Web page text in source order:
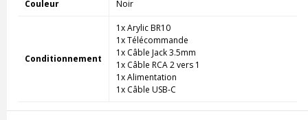
Couleur Noir
Conditionnement
1x Arylic BR10
1x Télécommande
1x Câble Jack 3.5mm
1x Câble RCA 2 vers 1
1x Alimentation
1x Câble USB-C